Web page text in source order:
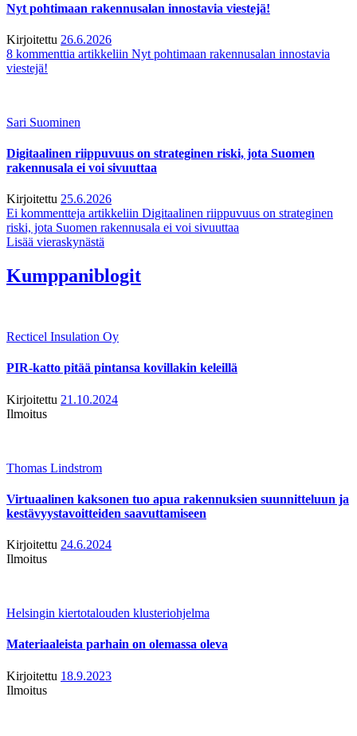
Nyt pohtimaan rakennusalan innostavia viestejä!
Kirjoitettu 26.6.2026
8 kommenttia artikkeliin Nyt pohtimaan rakennusalan innostavia
viestejä!
Sari Suominen
Digitaalinen riippuvuus on strateginen riski, jota Suomen
rakennusala ei voi sivuuttaa
Kirjoitettu 25.6.2026
Ei kommentteja artikkeliin Digitaalinen riippuvuus on strateginen
riski, jota Suomen rakennusala ei voi sivuuttaa
Lisää vieraskynästä
Kumppaniblogit
Recticel Insulation Oy
PIR-katto pitää pintansa kovillakin keleillä
Kirjoitettu 21.10.2024
Ilmoitus
Thomas Lindstrom
Virtuaalinen kaksonen tuo apua rakennuksien suunnitteluun ja
kestävyystavoitteiden saavuttamiseen
Kirjoitettu 24.6.2024
Ilmoitus
Helsingin kiertotalouden klusteriohjelma
Materiaaleista parhain on olemassa oleva
Kirjoitettu 18.9.2023
Ilmoitus